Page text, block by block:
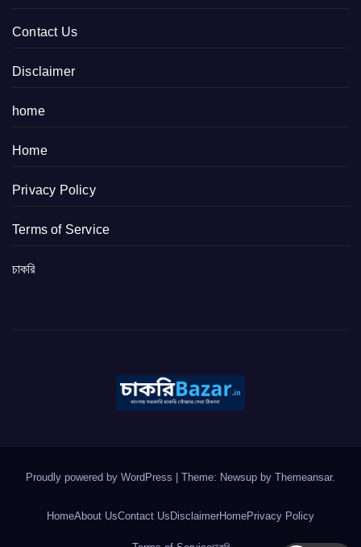
Contact Us
Disclaimer
home
Home
Privacy Policy
Terms of Service
চাকরি
Proudly powered by WordPress Theme: Newsup by Themeansar.
HomeAbout UsContact Us DisclaimerHomePrivacy Policy